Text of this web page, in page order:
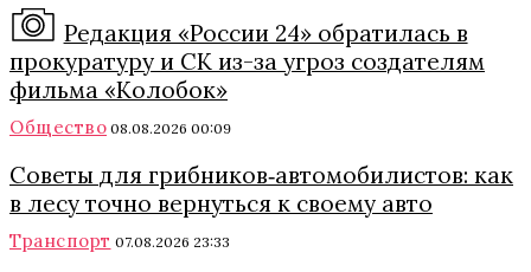
Редакция «России 24» обратилась в
прокуратуру и СК из-за угроз создателям
фильма «Колобок»
Общество 08.08.2026 00:09
Советы для грибников‑автомобилистов: как
в лесу точно вернуться к своему авто
Транспорт 07.08.2026 23:33